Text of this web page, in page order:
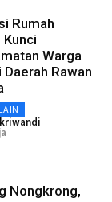
Rumah
Kunci
Warga
Daerah Rawan
Nongkrong,